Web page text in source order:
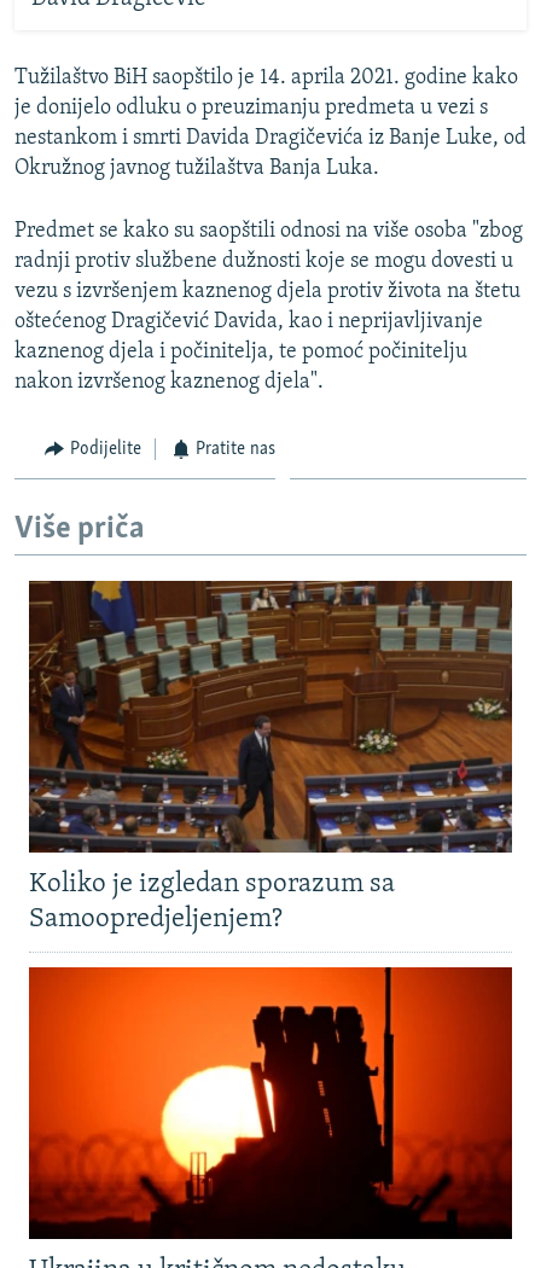
Tužilaštvo BiH saopštilo je 14. aprila 2021. godine kako
je donijelo odluku o preuzimanju predmeta u vezi s
nestankom i smrti Davida Dragičevića iz Banje Luke, od
Okružnog javnog tužilaštva Banja Luka.
Predmet se kako su saopštili odnosi na više osoba "zbog
radnji protiv službene dužnosti koje se mogu dovesti u
vezu s izvršenjem kaznenog djela protiv života na štetu
oštećenog Dragičević Davida, kao i neprijavljivanje
kaznenog djela i počinitelja, te pomoć počinitelju
nakon izvršenog kaznenog djela".
Podijelite Pratite nas
Više priča
Koliko je izgledan sporazum sa
Samoopredjeljenjem?